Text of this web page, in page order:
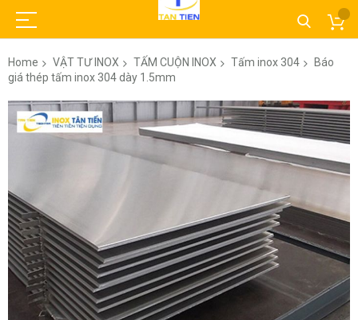
Home VẬT TƯ INOX TẤM CUỘN INOX Tấm inox 304
Báo
giá thép tấm inox 304 dày 1.5mm
Skip
to
the
images
gallery